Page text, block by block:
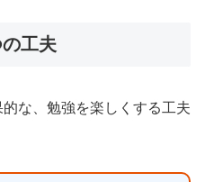
工夫
な、勉強を楽しくする工夫